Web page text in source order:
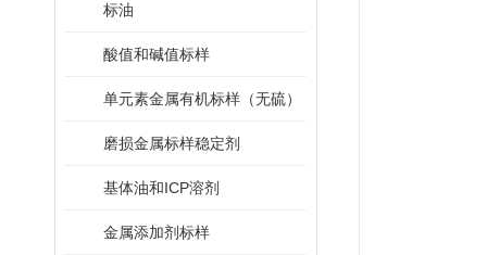
标油
酸值和碱值标样
单元素金属有机标样（无硫）
磨损金属标样稳定剂
基体油和ICP溶剂
金属添加剂标样